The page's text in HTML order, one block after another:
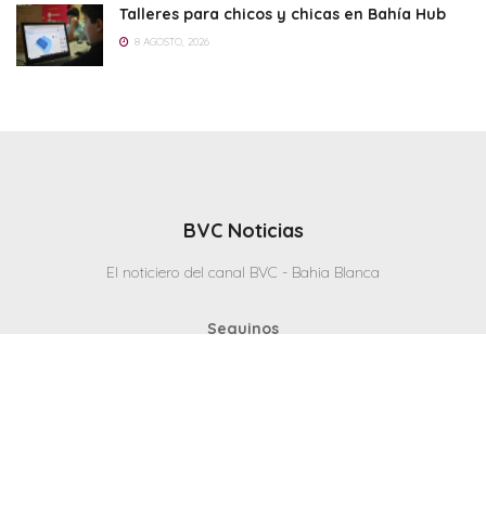
Talleres para chicos y chicas en Bahía Hub
8 AGOSTO, 2026
BVC Noticias
El noticiero del canal BVC - Bahia Blanca
Seguinos